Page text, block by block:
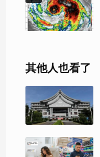
其他人也看了